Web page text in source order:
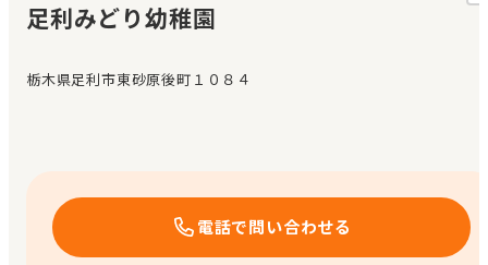
おすすめの園
エンクルの特徴と活用方法
足利みどり幼稚園
栃木県足利市東砂原後町１０８４
電話で問い合わせる